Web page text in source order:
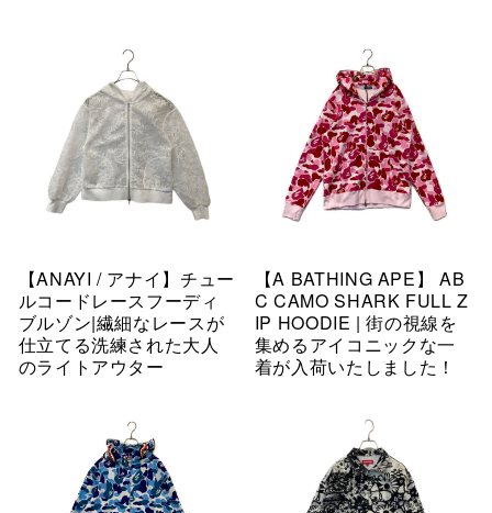
【ANAYI / アナイ】チュー
ルコードレースフーディ
ブルゾン|繊細なレースが
仕立てる洗練された大人
のライトアウター
【A BATHING APE】 AB
C CAMO SHARK FULL Z
IP HOODIE | 街の視線を
集めるアイコニックな一
着が入荷いたしました！